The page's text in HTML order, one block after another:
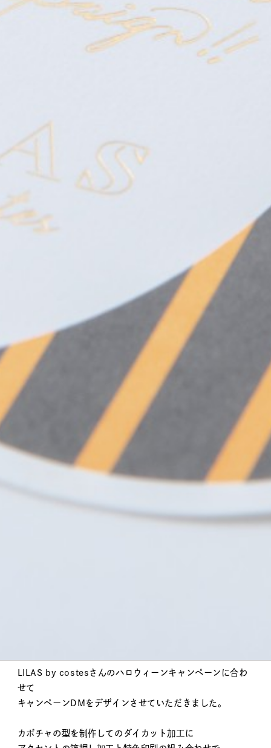
LILAS by costesさんのハロウィーンキャンペーンに合わ
せて
キャンペーンDMをデザインさせていただきました。
カボチャの型を制作してのダイカット加工に